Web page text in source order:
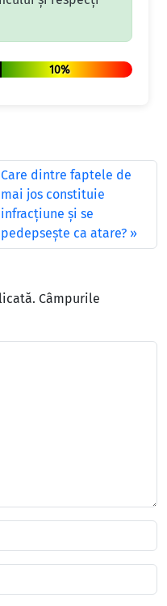
10%
Care dintre faptele de
mai jos constituie
infracţiune şi se
pedepseşte ca atare?
Câmpurile